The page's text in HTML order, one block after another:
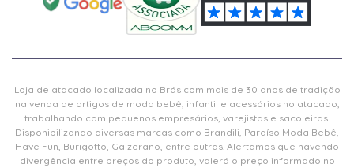
Loja de atacado localizada no Brás com mais de 30 anos de tradição
na venda de artigos de moda bebê, infantil e acessórios no atacado,
trabalhando com pequenos empresários, varejistas e sacoleiras.
Disponibilizando diversas marcas como Brandili, Paraíso Moda Bebê,
Have Fun, Burigotto, Galzerano, entre outras. Alertamos que havendo
divergência entre preços do produto, valerá o preço informado no